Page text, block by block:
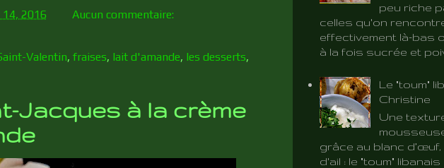
2016 Aucun commentaire:
Valentin, fraises, lait d'amande, les desserts,
Jacques à la crème
peu riche
celles qu'on
effectivement là-bas
à la fois sucrée et
Le "toum"
Christine
Une
grâce au blanc
d'ail : le "toum"